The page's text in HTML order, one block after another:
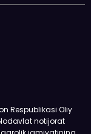
Respublikasi Oliy
notijorat